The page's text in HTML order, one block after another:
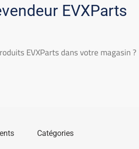
EVXParts
EVXParts dans votre magasin ?
Catégories